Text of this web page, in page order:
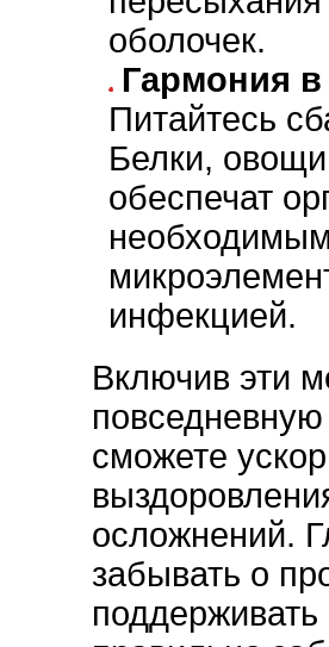
оболочек.
Гармония
Питайтесь
Белки,
обеспечат
инфекцией.
Включив эти
сможете
осложнений.
забывать о